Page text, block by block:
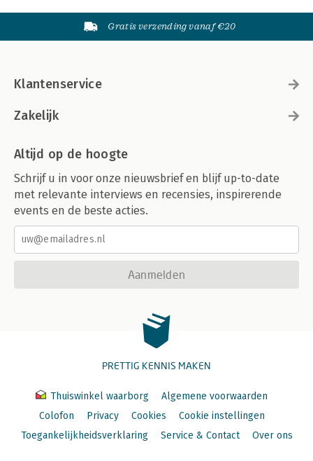
Gratis verzending vanaf €20
Klantenservice
Zakelijk
Altijd op de hoogte
Schrijf u in voor onze nieuwsbrief en blijf up-to-date
met relevante interviews en recensies, inspirerende
events en de beste acties.
Aanmelden
PRETTIG KENNIS MAKEN
Thuiswinkel waarborg
Algemene voorwaarden
Colofon
Privacy Cookies
Cookie instellingen
Toegankelijkheidsverklaring
Service & Contact Over ons